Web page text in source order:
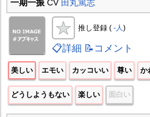
一期一振CV 田丸篤志
推し登録 ( -人)
📋詳細 📝コメント
美しい エモい カッコいい 尊い か
どうしようもない 楽しい 面白い